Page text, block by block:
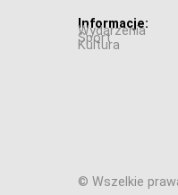
Informacje:
Wydarzenia
Sport
Kultura
© Wszelkie